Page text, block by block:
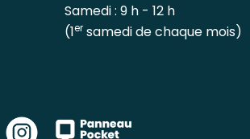
Samedi : 9 h - 12 h
(1er samedi de chaque mois)